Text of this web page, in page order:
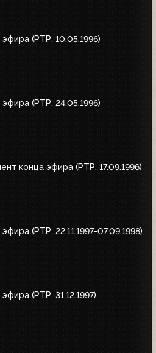
(РТР, 10.05.1996)
(РТР, 24.05.1996)
конца эфира (РТР, 17.09.1996)
(РТР, 22.11.1997-07.09.1998)
(РТР, 31.12.1997)